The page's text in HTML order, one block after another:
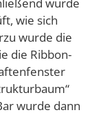
wie sich
wurde die
die Ribbon-
wurde dann